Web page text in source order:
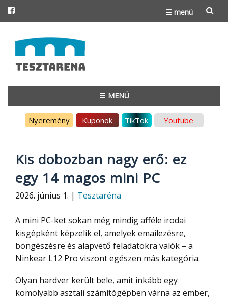
☰ menü
to
content
☰ MENÜ
Nyeremény Kuponok TikTok Youtube
Kis dobozban nagy erő: ez
egy 14 magos mini PC
2026. június 1. | Tesztaréna
A mini PC-ket sokan még mindig afféle irodai
kisgépként képzelik el, amelyek emailezésre,
böngészésre és alapvető feladatokra valók – a
Ninkear L12 Pro viszont egészen más kategória.
Olyan hardver került bele, amit inkább egy
komolyabb asztali számítógépben várna az ember,